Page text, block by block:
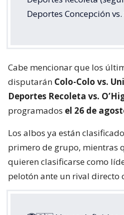
Deportes Concepción
Cabe mencionar que los
disputarán Colo-Colo vs.
Deportes Recoleta vs.
programados el 26 de
Los albos ya están
primero de grupo, mientras
quieren clasificarse como
pelotón ante un rival directo